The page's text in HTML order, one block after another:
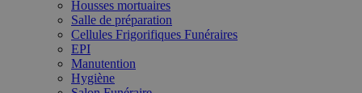
Housses mortuaires
Salle de préparation
Cellules Frigorifiques Funéraires
EPI
Manutention
Hygiène